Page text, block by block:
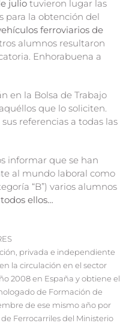
julio tuvieron lugar las
para la obtención del
ferroviarios de
alumnos resultaron
Enhorabuena a
en la Bolsa de Trabajo
que lo soliciten.
referencias a todas las
informar que se han
al mundo laboral como
“B”) varios alumnos
ellos…
privada e independiente
la circulación en el sector
2008 en España y obtiene el
de Formación de
de ese mismo año por
Ferrocarriles del Ministerio